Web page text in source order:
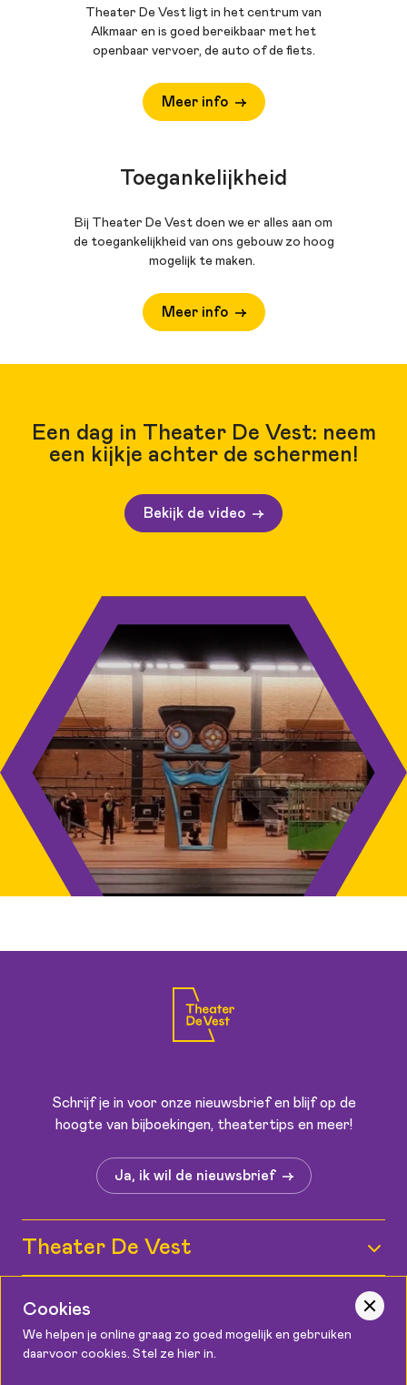
Theater De Vest ligt in het centrum van
Alkmaar en is goed bereikbaar met het
openbaar vervoer, de auto of de fiets.
Meer info
Toegankelijkheid
Bij Theater De Vest doen we er alles aan om
de toegankelijkheid van ons gebouw zo hoog
mogelijk te maken.
Meer info
Een dag in Theater De Vest: neem
een kijkje achter de schermen!
Bekijk de video
Schrijf je in voor onze nieuwsbrief en blijf op de
hoogte van bijboekingen, theatertips en meer!
Ja, ik wil de nieuwsbrief
Theater De Vest
Vacatures
Informatie
Kaartverkoop
Contact
Cookies
We helpen je online graag zo goed mogelijk en gebruiken
daarvoor cookies. Stel ze hier in.